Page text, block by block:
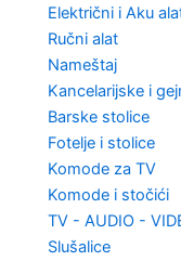
Električni i Aku
Ručni alat
Nameštaj
Kancelarijske i
Barske stolice
Fotelje i stolice
Komode za TV
Komode i stočići
TV - AUDIO -
Slušalice